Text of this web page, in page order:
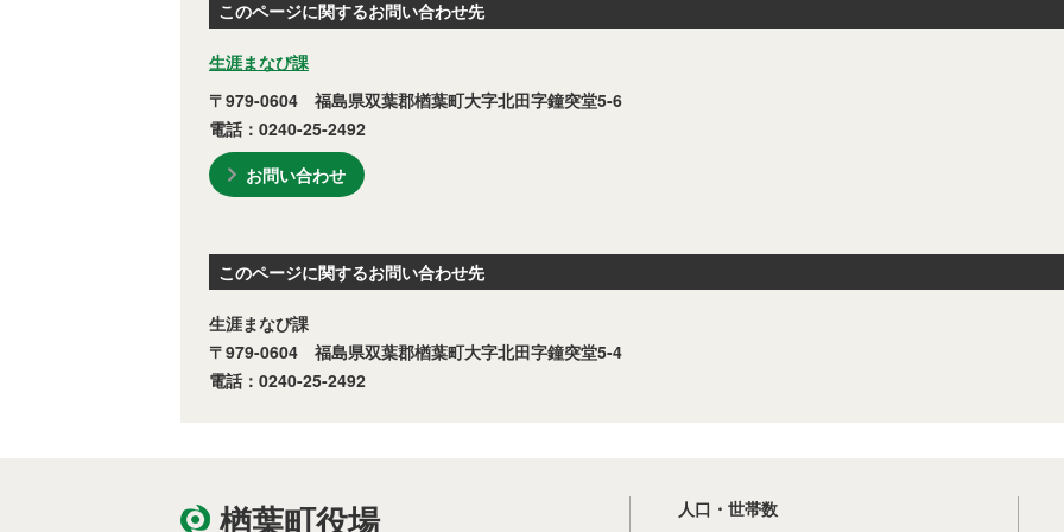
このページに関するお問い合わせ先
生涯まなび課
〒979-0604 福島県双葉郡楢葉町大字北田字鐘突堂5-6
電話：0240-25-2492
お問い合わせ
このページに関するお問い合わせ先
生涯まなび課
〒979-0604 福島県双葉郡楢葉町大字北田字鐘突堂5-4
電話：0240-25-2492
楢葉町役場 人口・世帯数